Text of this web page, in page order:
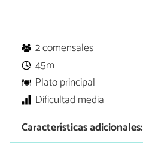
2 comensales
45m
Plato principal
Dificultad media
Características adicionales: